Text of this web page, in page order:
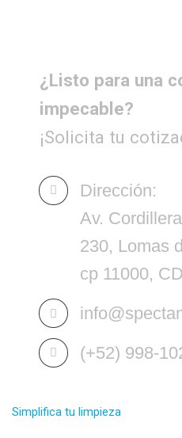
¿Listo para una
impecable?
¡Solicita tu
Dirección:
Av.
230, Lomas
cp 11000,
(+52) 998-
Simplifica tu limpieza